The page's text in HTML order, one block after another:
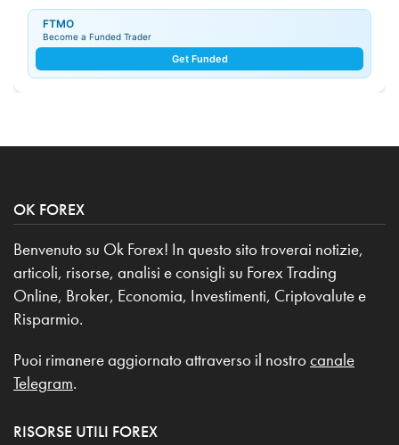
FTMO
Become a Funded Trader
Get Funded
OK FOREX
Benvenuto su Ok Forex! In questo sito troverai notizie,
articoli, risorse, analisi e consigli su Forex Trading
Online, Broker, Economia, Investimenti, Criptovalute e
Risparmio.
Puoi rimanere aggiornato attraverso il nostro canale
Telegram.
RISORSE UTILI FOREX